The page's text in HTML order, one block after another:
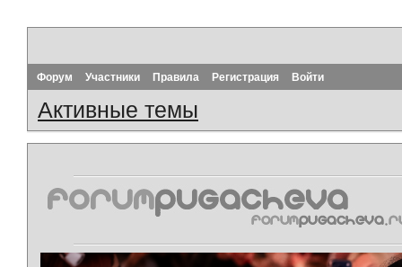
Форум Участники Правила Регистрация Войти
Активные темы